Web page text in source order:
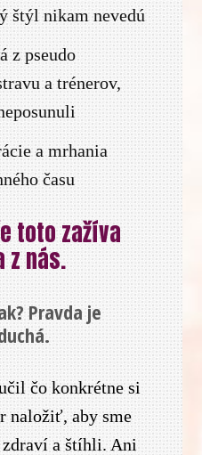
štýl nikam nevedú
z pseudo
a trénerov,
a mrhania
času
toto zažíva
z nás.
Pravda je
čo konkrétne si
naložiť, aby sme
a štíhli. Ani